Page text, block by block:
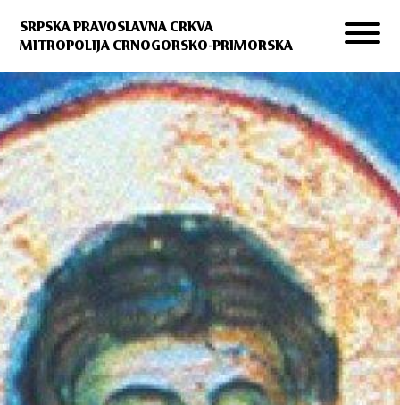
SRPSKA PRAVOSLAVNA CRKVA
MITROPOLIJA CRNOGORSKO-PRIMORSKA